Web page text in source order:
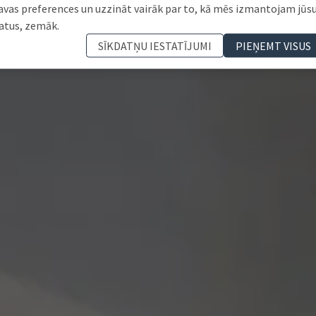
preferences un uzzināt vairāk par to, kā mēs izmantojam
zemāk.
SĪKDATŅU IESTATĪJUMI
PIEŅEMT VISUS